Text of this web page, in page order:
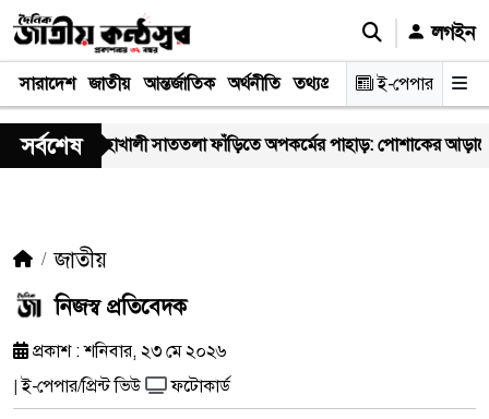
লগইন
সারাদেশ জাতীয় আন্তর্জাতিক অর্থনীতি তথ্যপ্রযুক্তি স্বাস্থ্য আইন-
ই-পেপার
সর্বশেষ
মহাখালী সাততলা ফাঁড়িতে অপকর্মের পাহাড়: পোশাকের আড়ালে ‘অসীম-
জাতীয়
নিজস্ব প্রতিবেদক
প্রকাশ : শনিবার, ২৩ মে ২০২৬
| ই-পেপার/প্রিন্ট ভিউ ফটোকার্ড